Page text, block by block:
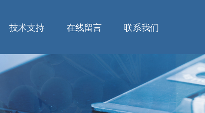
技术支持 在线留言 联系我们